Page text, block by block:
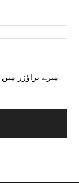
میرے براؤزر